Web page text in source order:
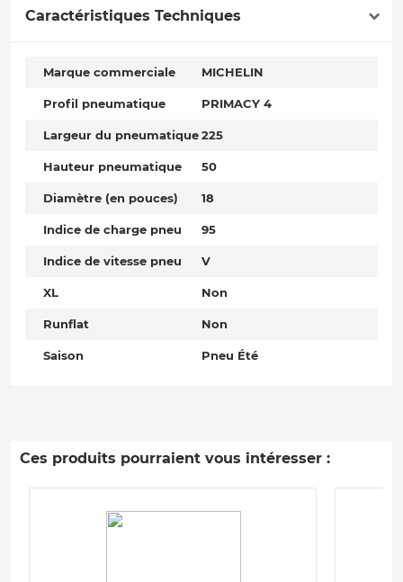
Caractéristiques Techniques
Marque commerciale MICHELIN
Profil pneumatique PRIMACY 4
Largeur du pneumatique225
Hauteur pneumatique 50
Diamètre (en pouces) 18
Indice de charge pneu 95
Indice de vitesse pneu V
XL Non
Runflat Non
Saison Pneu Été
Ces produits pourraient vous intéresser :